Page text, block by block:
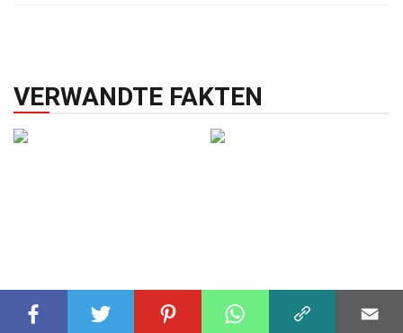
VERWANDTE FAKTEN
PHYSIK 31 Jul 2025 PHYSIK 23 Okt 2024